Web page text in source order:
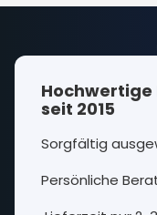
seit 2015
Sorgfältig
Persönliche